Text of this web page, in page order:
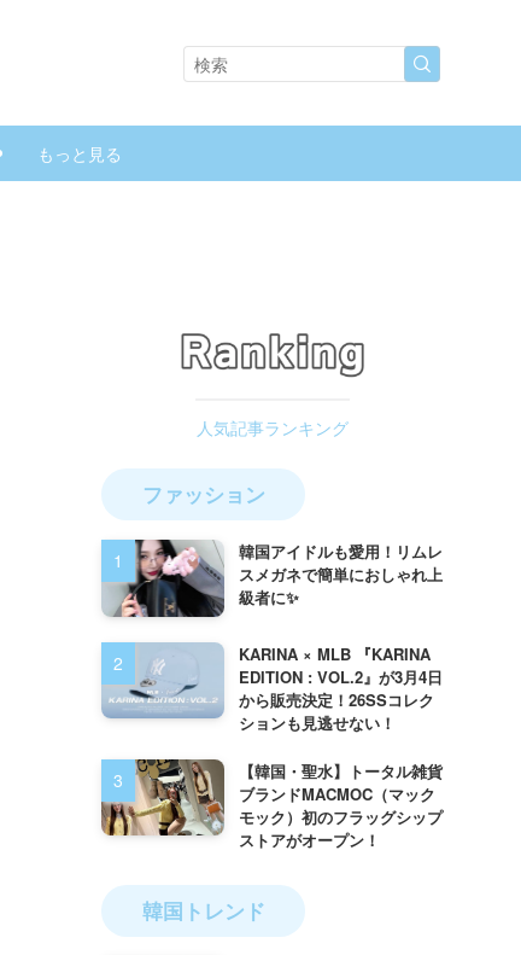
もっと見る
ファッション
韓国アイドルも愛用！リムレ
スメガネで簡単におしゃれ上
級者に✨
KARINA × MLB 『KARINA
EDITION : VOL.2』が3月4日
から販売決定！26SSコレク
ションも見逃せない！
【韓国・聖水】トータル雑貨
ブランドMACMOC（マック
モック）初のフラッグシップ
ストアがオープン！
韓国トレンド